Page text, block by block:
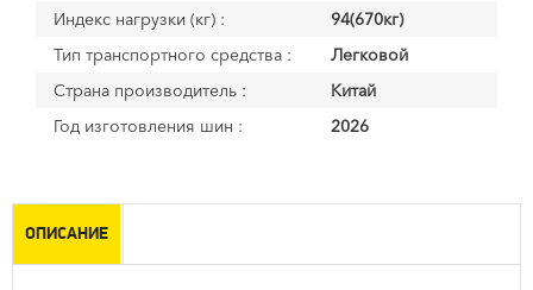
Индекс нагрузки (кг) :
94(670кг)
Тип транспортного средства :
Легковой
Страна производитель :
Китай
Год изготовления шин :
2026
ОПИСАНИЕ